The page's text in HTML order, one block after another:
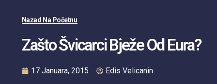
Nazad Na Početnu
Zašto Švicarci Bježe Od Eura?
17 Januara, 2015 Edis Velicanin